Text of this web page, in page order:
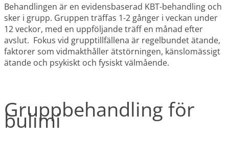
Behandlingen är en evidensbaserad KBT-behandling och
sker i grupp. Gruppen träffas 1-2 gånger i veckan under
12 veckor, med en uppföljande träff en månad efter
avslut. Fokus vid grupptillfällena är regelbundet ätande,
faktorer som vidmakthåller ätstörningen, känslomässigt
ätande och psykiskt och fysiskt välmående.
Gruppbehandling för
bulimi